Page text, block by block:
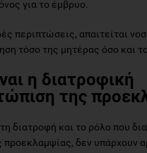
για το έμβρυο.
περιπτώσεις, απαιτείται
τόσο της μητέρας όσο και
η διατροφική
της
διατροφή και το ρόλο που
δεν υπάρχουν